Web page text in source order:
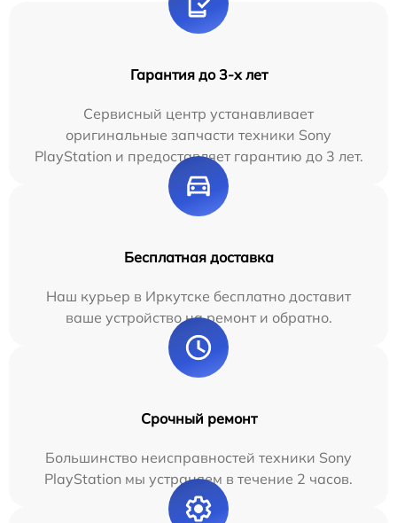
Гарантия до 3-х лет
Сервисный центр устанавливает
оригинальные запчасти техники Sony
PlayStation и предоставляет гарантию до 3 лет.
Бесплатная доставка
Наш курьер в Иркутске бесплатно доставит
ваше устройство на ремонт и обратно.
Срочный ремонт
Большинство неисправностей техники Sony
PlayStation мы устраняем в течение 2 часов.